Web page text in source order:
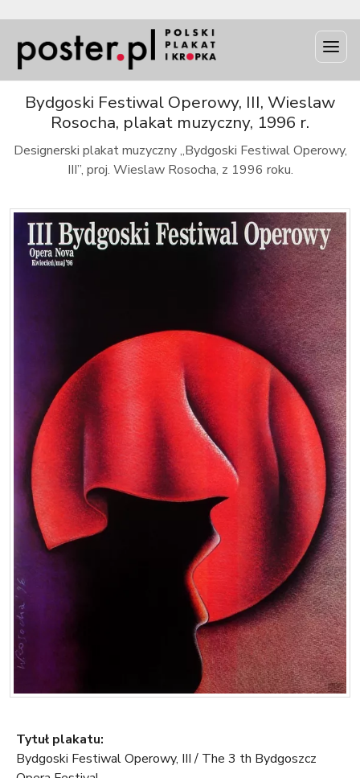
Bydgoski Festiwal Operowy, III, Wieslaw
Rosocha, plakat muzyczny, 1996 r.
Designerski plakat muzyczny „Bydgoski Festiwal Operowy,
III”, proj. Wieslaw Rosocha, z 1996 roku.
Tytuł plakatu:
Bydgoski Festiwal Operowy, III / The 3 th Bydgoszcz